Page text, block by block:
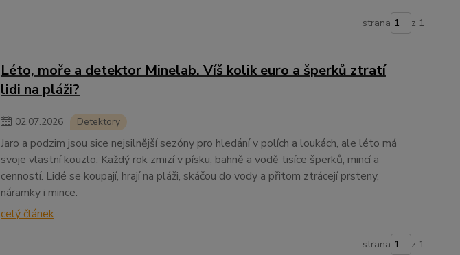
strana z 1
Léto, moře a detektor Minelab. Víš kolik euro a šperků ztratí
lidi na pláži?
02.07.2026 Detektory
Jaro a podzim jsou sice nejsilnější sezóny pro hledání v polích a loukách, ale léto má
svoje vlastní kouzlo. Každý rok zmizí v písku, bahně a vodě tisíce šperků, mincí a
cenností. Lidé se koupají, hrají na pláži, skáčou do vody a přitom ztrácejí prsteny,
náramky i mince.
celý článek
strana z 1